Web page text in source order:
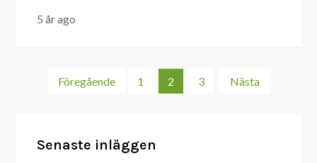
5 år ago
Sidnumrering
Föregående 1 2 3 Nästa
Senaste inläggen